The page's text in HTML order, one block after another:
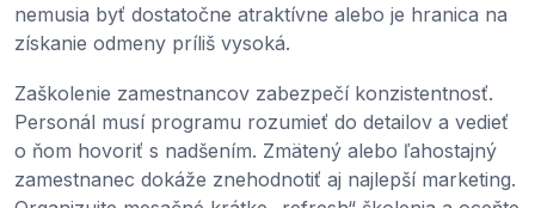
nemusia byť dostatočne atraktívne alebo je hranica na
získanie odmeny príliš vysoká.
Zaškolenie zamestnancov zabezpečí konzistentnosť.
Personál musí programu rozumieť do detailov a vedieť
o ňom hovoriť s nadšením. Zmätený alebo ľahostajný
zamestnanec dokáže znehodnotiť aj najlepší marketing.